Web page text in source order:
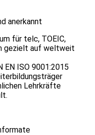
anerkannt
für telc, TOEIC,
gezielt auf weltweit
EN ISO 9001:2015
Lehrkräfte